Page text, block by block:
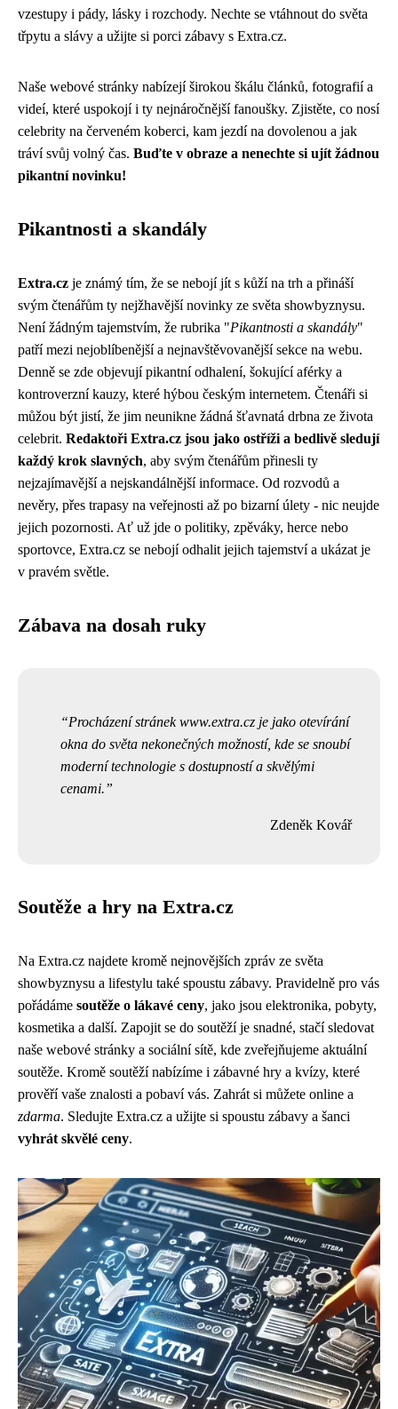
vzestupy i pády, lásky i rozchody. Nechte se vtáhnout do světa
třpytu a slávy a užijte si porci zábavy s Extra.cz.
Naše webové stránky nabízejí širokou škálu článků, fotografií a
videí, které uspokojí i ty nejnáročnější fanoušky. Zjistěte, co nosí
celebrity na červeném koberci, kam jezdí na dovolenou a jak
tráví svůj volný čas. Buďte v obraze a nenechte si ujít žádnou
pikantní novinku!
Pikantnosti a skandály
Extra.cz je známý tím, že se nebojí jít s kůží na trh a přináší
svým čtenářům ty nejžhavější novinky ze světa showbyznysu.
Není žádným tajemstvím, že rubrika "Pikantnosti a skandály"
patří mezi nejoblíbenější a nejnavštěvovanější sekce na webu.
Denně se zde objevují pikantní odhalení, šokující aférky a
kontroverzní kauzy, které hýbou českým internetem. Čtenáři si
můžou být jistí, že jim neunikne žádná šťavnatá drbna ze života
celebrit. Redaktoři Extra.cz jsou jako ostříži a bedlivě sledují
každý krok slavných, aby svým čtenářům přinesli ty
nejzajímavější a nejskandálnější informace. Od rozvodů a
nevěry, přes trapasy na veřejnosti až po bizarní úlety - nic neujde
jejich pozornosti. Ať už jde o politiky, zpěváky, herce nebo
sportovce, Extra.cz se nebojí odhalit jejich tajemství a ukázat je
v pravém světle.
Zábava na dosah ruky
Procházení stránek www.extra.cz je jako otevírání
okna do světa nekonečných možností, kde se snoubí
moderní technologie s dostupností a skvělými
cenami.
Zdeněk Kovář
Soutěže a hry na Extra.cz
Na Extra.cz najdete kromě nejnovějších zpráv ze světa
showbyznysu a lifestylu také spoustu zábavy. Pravidelně pro vás
pořádáme soutěže o lákavé ceny, jako jsou elektronika, pobyty,
kosmetika a další. Zapojit se do soutěží je snadné, stačí sledovat
naše webové stránky a sociální sítě, kde zveřejňujeme aktuální
soutěže. Kromě soutěží nabízíme i zábavné hry a kvízy, které
prověří vaše znalosti a pobaví vás. Zahrát si můžete online a
zdarma. Sledujte Extra.cz a užijte si spoustu zábavy a šanci
vyhrát skvělé ceny.